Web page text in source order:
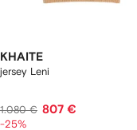
KHAITE
jersey Leni
1.080 € 807 €
-25%